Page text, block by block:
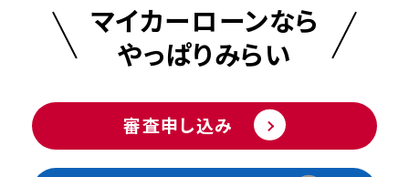
マイカーローンなら
やっぱりみらい
審査申し込み